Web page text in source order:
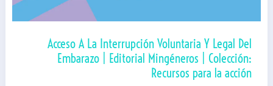
Acceso A La Interrupción Voluntaria Y Legal Del
Embarazo | Editorial Mingéneros | Colección:
Recursos para la acción